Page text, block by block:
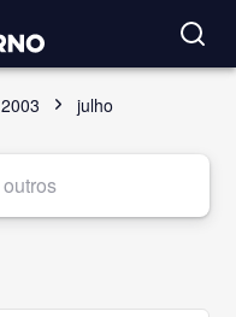
2003 julho